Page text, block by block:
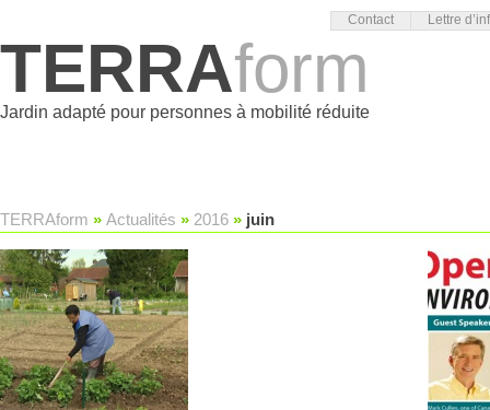
Contact Lettre
TERRAform
Jardin adapté pour personnes à mobilité réduite
TERRAform » Actualités » 2016 » juin